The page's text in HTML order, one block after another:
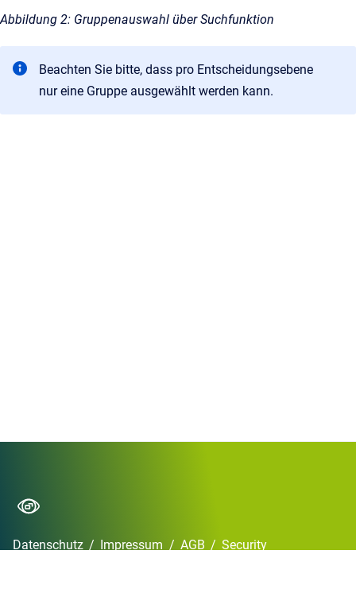
Abbildung 2: Gruppenauswahl über Suchfunktion
Beachten Sie bitte, dass pro Entscheidungsebene
nur eine Gruppe ausgewählt werden kann.
Datenschutz / Impressum / AGB / Security